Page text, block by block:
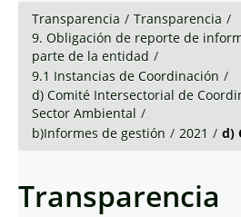
Transparencia / Transparencia /
9. Obligación de reporte de
parte de la entidad /
9.1 Instancias de Coordinación /
d) Comité Intersectorial de
Sector Ambiental /
b)Informes de gestión / 2021 / d)
Transparencia